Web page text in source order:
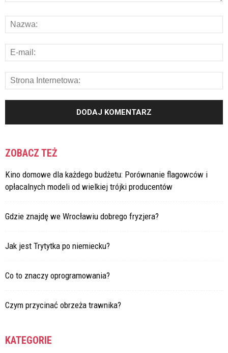
ZOBACZ TEŻ
Kino domowe dla każdego budżetu: Porównanie flagowców i
opłacalnych modeli od wielkiej trójki producentów
Gdzie znajdę we Wrocławiu dobrego fryzjera?
Jak jest Trytytka po niemiecku?
Co to znaczy oprogramowania?
Czym przycinać obrzeża trawnika?
KATEGORIE